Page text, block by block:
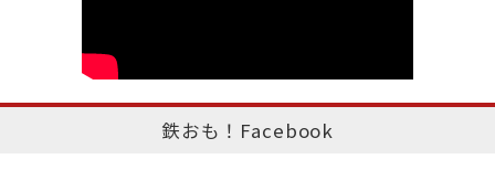
鉄おも！Facebook